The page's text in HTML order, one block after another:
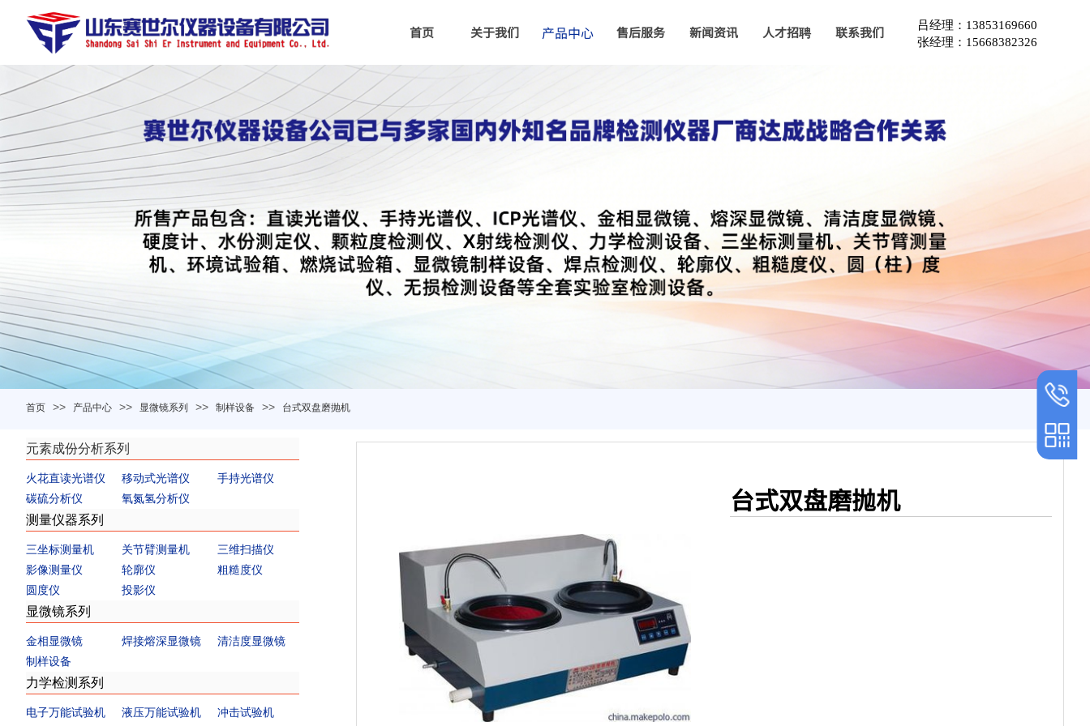
首页 >> 产品中心 >> 显微镜系列 >> 制样设备 >> 台式双盘磨抛机
元素成份分析系列
火花直读光谱仪 移动式光谱仪
手持光谱仪
碳硫分析仪
氧氮氢分析仪
测量仪器系列
三坐标测量机 关节臂测量机
三维扫描仪
影像测量仪
轮廓仪
粗糙度仪
圆度仪
投影仪
显微镜系列
金相显微镜 焊接熔深显微镜
清洁度显微镜
制样设备
力学检测系列
电子万能试验机
液压万能试验机 冲击试验机
台式双盘磨抛机
吕经理：13853169660
张经理：15668382326
首页 关于我们 产品中心 售后服务 新闻资讯 人才招聘 联系我们
吕经理
张经理